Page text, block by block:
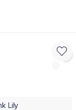
Lily